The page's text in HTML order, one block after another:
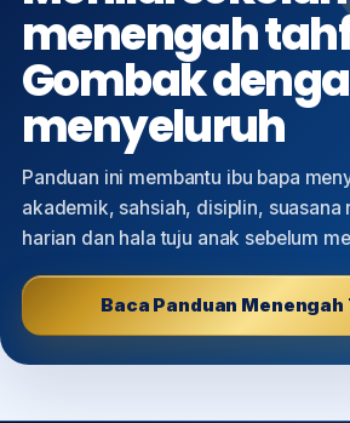
menengah
Gombak
menyeluruh
Panduan ini membantu ibu bapa
akademik, sahsiah, disiplin, suasana
harian dan hala tuju anak sebelum
Baca Panduan Menengah